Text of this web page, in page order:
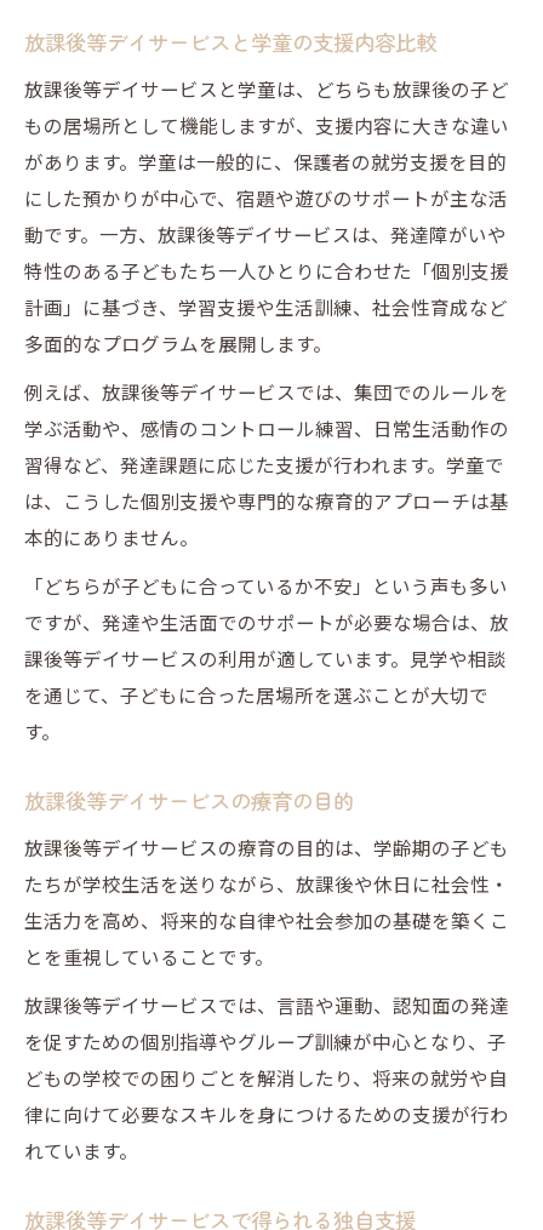
放課後等デイサービスと学童の支援内容比較
放課後等デイサービスと学童は、どちらも放課後の子ど
もの居場所として機能しますが、支援内容に大きな違い
があります。学童は一般的に、保護者の就労支援を目的
にした預かりが中心で、宿題や遊びのサポートが主な活
動です。一方、放課後等デイサービスは、発達障がいや
特性のある子どもたち一人ひとりに合わせた「個別支援
計画」に基づき、学習支援や生活訓練、社会性育成など
多面的なプログラムを展開します。
例えば、放課後等デイサービスでは、集団でのルールを
学ぶ活動や、感情のコントロール練習、日常生活動作の
習得など、発達課題に応じた支援が行われます。学童で
は、こうした個別支援や専門的な療育的アプローチは基
本的にありません。
「どちらが子どもに合っているか不安」という声も多い
ですが、発達や生活面でのサポートが必要な場合は、放
課後等デイサービスの利用が適しています。見学や相談
を通じて、子どもに合った居場所を選ぶことが大切で
す。
放課後等デイサービスの療育の目的
放課後等デイサービスの療育の目的は、学齢期の子ども
たちが学校生活を送りながら、放課後や休日に社会性・
生活力を高め、将来的な自律や社会参加の基礎を築くこ
とを重視していることです。
放課後等デイサービスでは、言語や運動、認知面の発達
を促すための個別指導やグループ訓練が中心となり、子
どもの学校での困りごとを解消したり、将来の就労や自
律に向けて必要なスキルを身につけるための支援が行わ
れています。
放課後等デイサービスで得られる独自支援